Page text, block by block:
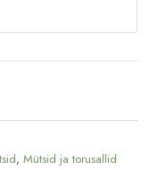
,Mütsid ja torusallid